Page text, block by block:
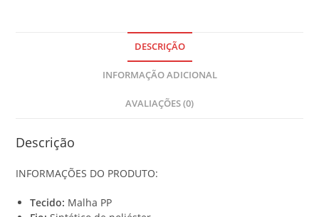
R
$
0
DESCRIÇÃO
INFORMAÇÃO ADICIONAL
AVALIAÇÕES (0)
Descrição
INFORMAÇÕES DO PRODUTO:
Tecido: Malha PP